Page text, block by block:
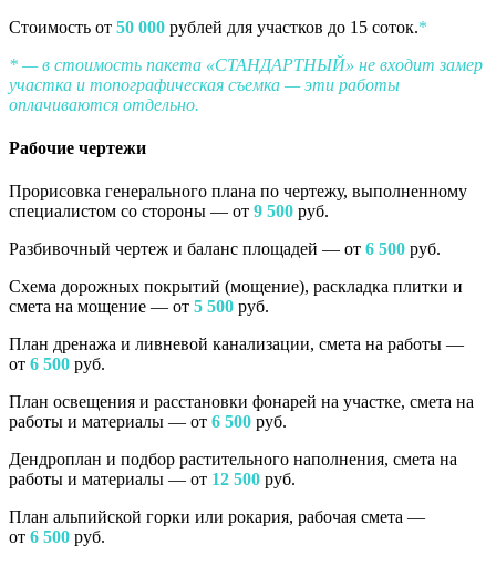
Стоимость от 50 000 рублей для участков до 15 соток.*
* — в стоимость пакета «СТАНДАРТНЫЙ» не входит замер
участка и топографическая съемка — эти работы
оплачиваются отдельно.
Рабочие чертежи
Прорисовка генерального плана по чертежу, выполненному
специалистом со стороны — от 9 500 руб.
Разбивочный чертеж и баланс площадей — от 6 500 руб.
Схема дорожных покрытий (мощение), раскладка плитки и
смета на мощение — от 5 500 руб.
План дренажа и ливневой канализации, смета на работы —
от 6 500 руб.
План освещения и расстановки фонарей на участке, смета на
работы и материалы — от 6 500 руб.
Дендроплан и подбор растительного наполнения, смета на
работы и материалы — от 12 500 руб.
План альпийской горки или рокария, рабочая смета —
от 6 500 руб.